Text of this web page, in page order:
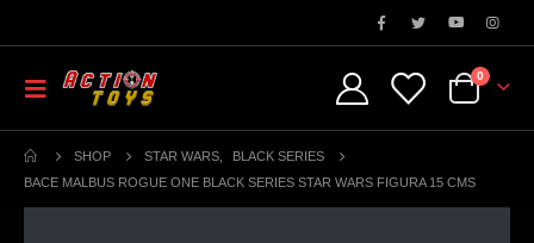
0
SHOP STAR WARS
BLACK SERIES
BACE MALBUS ROGUE ONE BLACK SERIES STAR WARS FIGURA 15 CMS